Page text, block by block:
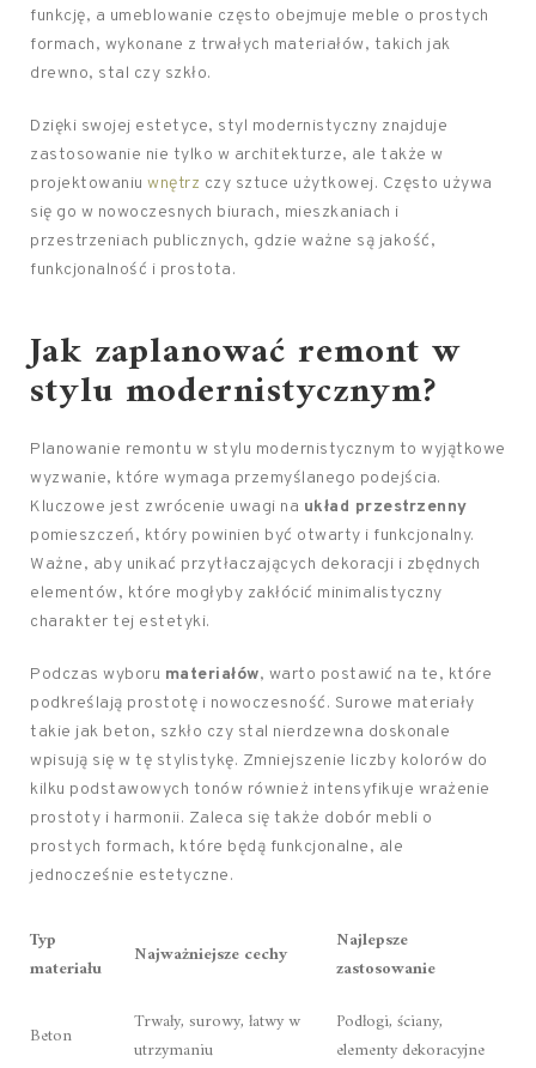
funkcję, a umeblowanie często obejmuje meble o prostych
formach, wykonane z trwałych materiałów, takich jak
drewno, stal czy szkło.
Dzięki swojej estetyce, styl modernistyczny znajduje
zastosowanie nie tylko w architekturze, ale także w
projektowaniu wnętrz czy sztuce użytkowej. Często używa
się go w nowoczesnych biurach, mieszkaniach i
przestrzeniach publicznych, gdzie ważne są jakość,
funkcjonalność i prostota.
Jak zaplanować remont w
stylu modernistycznym?
Planowanie remontu w stylu modernistycznym to wyjątkowe
wyzwanie, które wymaga przemyślanego podejścia.
Kluczowe jest zwrócenie uwagi na układ przestrzenny
pomieszczeń, który powinien być otwarty i funkcjonalny.
Ważne, aby unikać przytłaczających dekoracji i zbędnych
elementów, które mogłyby zakłócić minimalistyczny
charakter tej estetyki.
Podczas wyboru materiałów, warto postawić na te, które
podkreślają prostotę i nowoczesność. Surowe materiały
takie jak beton, szkło czy stal nierdzewna doskonale
wpisują się w tę stylistykę. Zmniejszenie liczby kolorów do
kilku podstawowych tonów również intensyfikuje wrażenie
prostoty i harmonii. Zaleca się także dobór mebli o
prostych formach, które będą funkcjonalne, ale
jednocześnie estetyczne.
Typ
materiału
Najważniejsze cechy
Najlepsze
zastosowanie
Beton
Trwały, surowy, łatwy w
utrzymaniu
Podłogi, ściany,
elementy dekoracyjne